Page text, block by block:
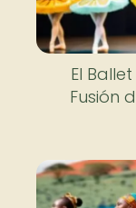
El
Fusión